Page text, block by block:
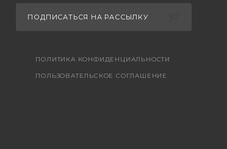
ПОДПИСАТЬСЯ НА РАССЫЛКУ
ПОЛИТИКА КОНФИДЕНЦИАЛЬНОСТИ
ПОЛЬЗОВАТЕЛЬСКОЕ СОГЛАШЕНИЕ